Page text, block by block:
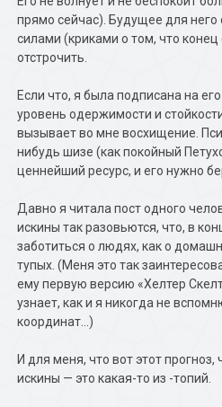
прямо сейчас). Будущее для него
силами (криками о том, что конец
отстрочить.
Если что, я была подписана на
уровень одержимости и
вызывает во мне восхищение.
нибудь шизе (как покойный
ценнейший ресурс, и его нужно
Давно я читала пост одного
искины так разовьются, что, в
заботиться о людях, как о
тупых. (Меня это так
ему первую версию «Хелтер
узнает, как и я никогда не
координат…)
И для меня, что вот этот
искины — это какая-то из -топий.